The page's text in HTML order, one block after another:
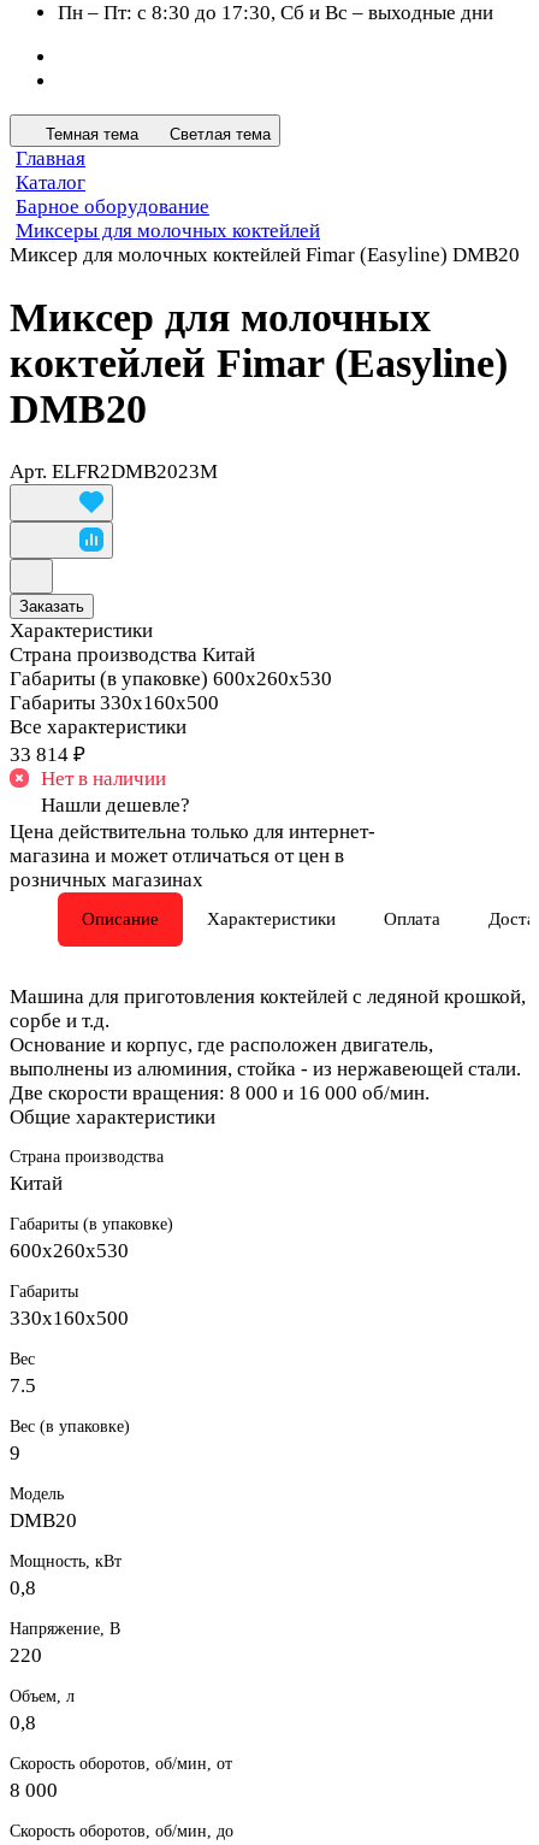
Пн – Пт: c 8:30 до 17:30, Сб и Вс – выходные дни
Темная тема Светлая тема
Главная
Каталог
Барное оборудование
Миксеры для молочных коктейлей
Миксер для молочных коктейлей Fimar (Easyline) DMB20
Миксер для молочных
коктейлей Fimar (Easyline)
DMB20
Арт. ELFR2DMB2023M
Заказать
Характеристики
Страна производства Китай
Габариты (в упаковке) 600х260х530
Габариты 330х160х500
Все характеристики
33 814 ₽
Нет в наличии
Нашли дешевле?
Цена действительна только для интернет-
магазина и может отличаться от цен в
розничных магазинах
Описание Характеристики Оплата
Машина для приготовления коктейлей с ледяной крошкой,
сорбе и т.д.
Основание и корпус, где расположен двигатель,
выполнены из алюминия, стойка - из нержавеющей стали.
Две скорости вращения: 8 000 и 16 000 об/мин.
Общие характеристики
Страна производства
Китай
Габариты (в упаковке)
600х260х530
Габариты
330х160х500
Вес
7.5
Вес (в упаковке)
9
Модель
DMB20
Мощность, кВт
0,8
Напряжение, В
220
Объем, л
0,8
Скорость оборотов, об/мин, от
8 000
Скорость оборотов, об/мин, до